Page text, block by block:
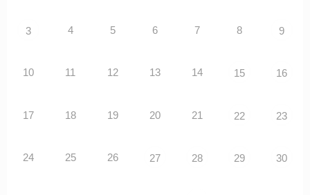
3 4 5 6 7 8 9
10 11 12 13 14 15 16
17 18 19 20 21 22 23
24 25 26 27 28 29 30